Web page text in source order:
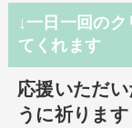
↓一日一回の
てくれます
応援いただ
うに祈ります